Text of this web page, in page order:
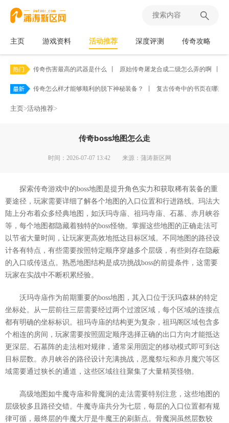
主页 游戏资料 活动推荐 深度评测 传奇攻略
传奇伤害最高的武器是什么 原始传奇屠龙合成二级怎么弄的啊
传奇怎么样才能够顺利的脱下神秘装备？ 复古传奇中的书页在哪里
主页>活动推荐>
传奇boss地图怎么走
时间：2026-07-07 13:42 来源：蒲涛新区网
探索传奇游戏中的boss地图是提升角色实力和获取稀有装备的重
要途径，玩家需要详细了解各个地图的入口位置和行进路线。玛法大
陆上分布着众多经典地图，如沃玛寺庙、祖玛寺庙、石墓、赤月峡谷
等，每个地图都隐藏着独特的boss怪物。掌握这些地图的正确走法可
以节省大量时间，让玩家更高效地抵达目标区域。不同地图的路径设
计各有特点，有些需要按照特定顺序穿越多个层级，有些则存在隐蔽
的入口或传送点。熟悉地图结构是成功挑战boss的前提条件，这需要
玩家在实战中不断积累经验。
沃玛寺庙作为前期重要的boss地图，其入口位于沃玛森林的特定
坐标处。从一层前往三层需要经过两个过渡区域，每个区域的连接点
都有明确的坐标标识。祖玛寺庙的结构更为复杂，祖玛阁区域包含多
个相连的房间，玩家需要按照固定顺序选择正确的出口方向才能抵达
更深层。石墓阵的走法相对规律，通常采用固定的移动模式即可到达
目标层数。赤月峡谷的路径设计充满挑战，恶魔祭坛和赤月魔穴等区
域需要通过狭长的通道，这些区域往往聚集了大量精英怪物。
高级地图如牛魔寺庙和骨魔洞的走法需要特别注意，这些地图的
层级较多且路径交错。牛魔寺庙共分为七层，每层的入口位置都有规
律可循，最终层的牛魔大厅是牛魔王的刷新点。骨魔洞虽然层数较